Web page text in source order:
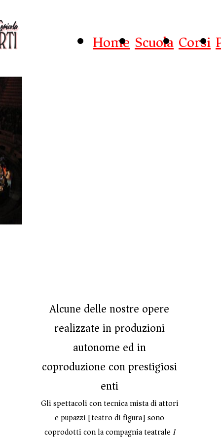
HomeScuolaCorsi
Alcune delle nostre opere
realizzate in produzioni
autonome ed in
coproduzione con prestigiosi
enti
Gli spettacoli con tecnica mista di attori
e pupazzi [teatro di figura] sono
coprodotti con la compagnia teatrale I